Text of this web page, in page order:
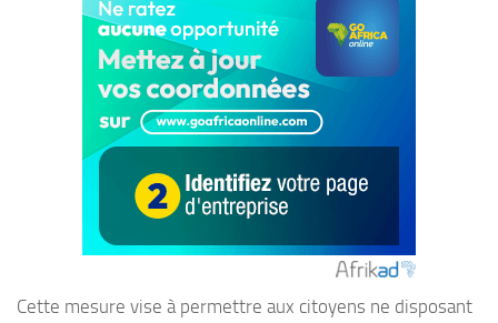
Cette mesure vise à permettre aux citoyens ne disposant